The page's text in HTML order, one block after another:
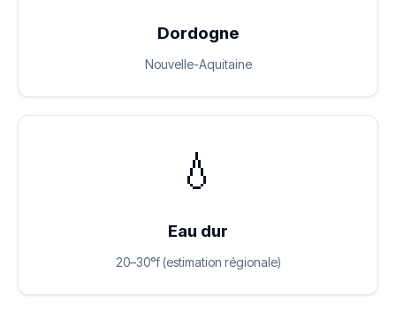
Dordogne
Nouvelle-Aquitaine
💧
Eau dur
20–30°f (estimation régionale)